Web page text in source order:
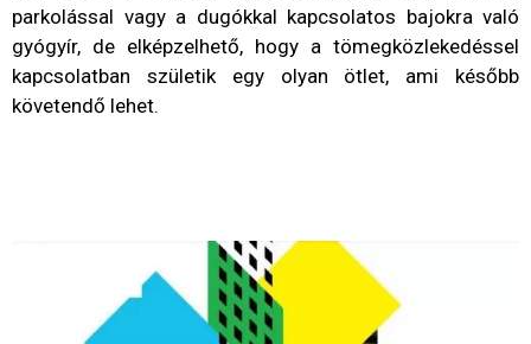
parkolással vagy a dugókkal kapcsolatos bajokra való
gyógyír, de elképzelhető, hogy a tömegközlekedéssel
kapcsolatban születik egy olyan ötlet, ami később
követendő lehet.